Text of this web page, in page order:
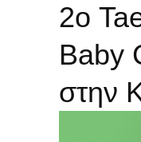
2ο
Baby
στην